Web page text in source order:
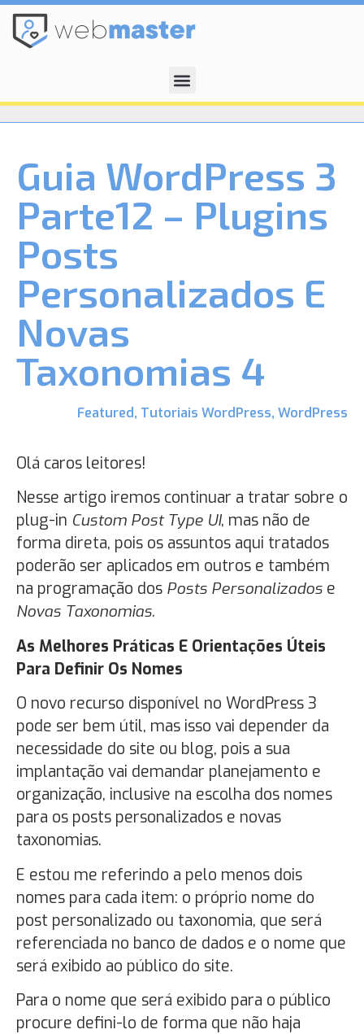
Guia WordPress 3
Parte12 – Plugins
Posts
Personalizados E
Novas
Taxonomias 4
Featured, Tutoriais WordPress, WordPress
Olá caros leitores!
Nesse artigo iremos continuar a tratar sobre o
plug-in Custom Post Type UI, mas não de
forma direta, pois os assuntos aqui tratados
poderão ser aplicados em outros e também
na programação dos Posts Personalizados e
Novas Taxonomias.
As Melhores Práticas E Orientações Úteis
Para Definir Os Nomes
O novo recurso disponível no WordPress 3
pode ser bem útil, mas isso vai depender da
necessidade do site ou blog, pois a sua
implantação vai demandar planejamento e
organização, inclusive na escolha dos nomes
para os posts personalizados e novas
taxonomias.
E estou me referindo a pelo menos dois
nomes para cada item: o próprio nome do
post personalizado ou taxonomia, que será
referenciada no banco de dados e o nome que
será exibido ao público do site.
Para o nome que será exibido para o público
procure defini-lo de forma que não haja